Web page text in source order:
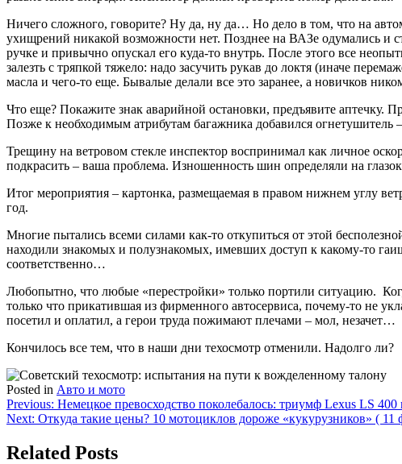
Ничего сложного, говорите? Ну да, ну да… Но дело в том, что на
ухищрений никакой возможности нет. Позднее на ВАЗе одумались и
ручке и привычно опускал его куда-то внутрь. После этого все
залезть с тряпкой тяжело: надо засучить рукав до локтя (иначе
масла и чего-то еще. Бывалые делали все это заранее, а новичков
Что еще? Покажите знак аварийной остановки, предъявите аптечку.
Позже к необходимым атрибутам багажника добавился огнетушитель
Трещину на ветровом стекле инспектор воспринимал как личное
подкрасить – ваша проблема. Изношенность шин определяли на
Итог мероприятия – картонка, размещаемая в правом нижнем углу
год.
Многие пытались всеми силами как-то откупиться от этой
находили знакомых и полузнакомых, имевших доступ к какому-то
соответственно…
Любопытно, что любые «перестройки» только портили ситуацию.
только что прикатившая из фирменного автосервиса, почему-то не
посетил и оплатил, а герои труда пожимают плечами – мол, незачет…
Кончилось все тем, что в наши дни техосмотр отменили. Надолго ли?
Posted in Авто и мото
Навигация
по
записям
Previous: Немецкое превосходство поколебалось: триумф Lexus LS
Next: Откуда такие цены? 10 мотоциклов дороже «кукурузников» ( 11
Related Posts